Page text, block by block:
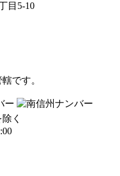
目5-10
です。
く